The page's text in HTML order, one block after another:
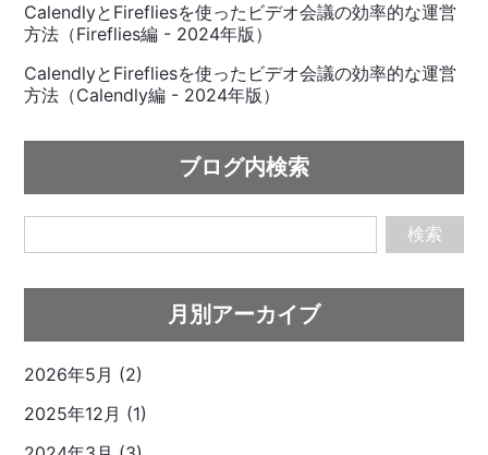
CalendlyとFirefliesを使ったビデオ会議の効率的な運営
方法（Fireflies編 - 2024年版）
CalendlyとFirefliesを使ったビデオ会議の効率的な運営
方法（Calendly編 - 2024年版）
ブログ内検索
検索
月別アーカイブ
2026年5月 (2)
2025年12月 (1)